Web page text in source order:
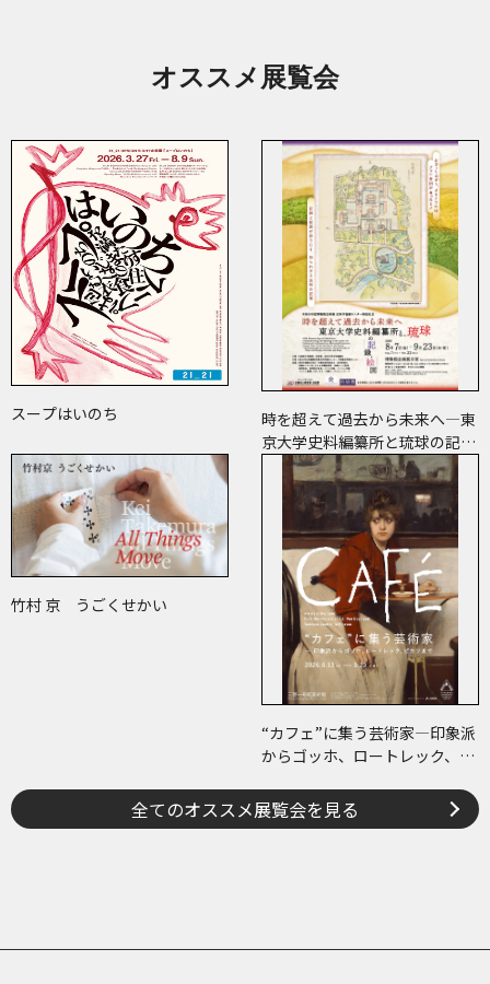
オススメ展覧会
スープはいのち
時を超えて過去から未来へ―東
京大学史料編纂所と琉球の記
録・絵図―
竹村 京 うごくせかい
“カフェ”に集う芸術家―印象派
からゴッホ、ロートレック、ピ
全てのオススメ展覧会を見る